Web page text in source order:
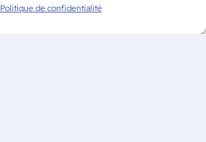
Politique de confidentialité